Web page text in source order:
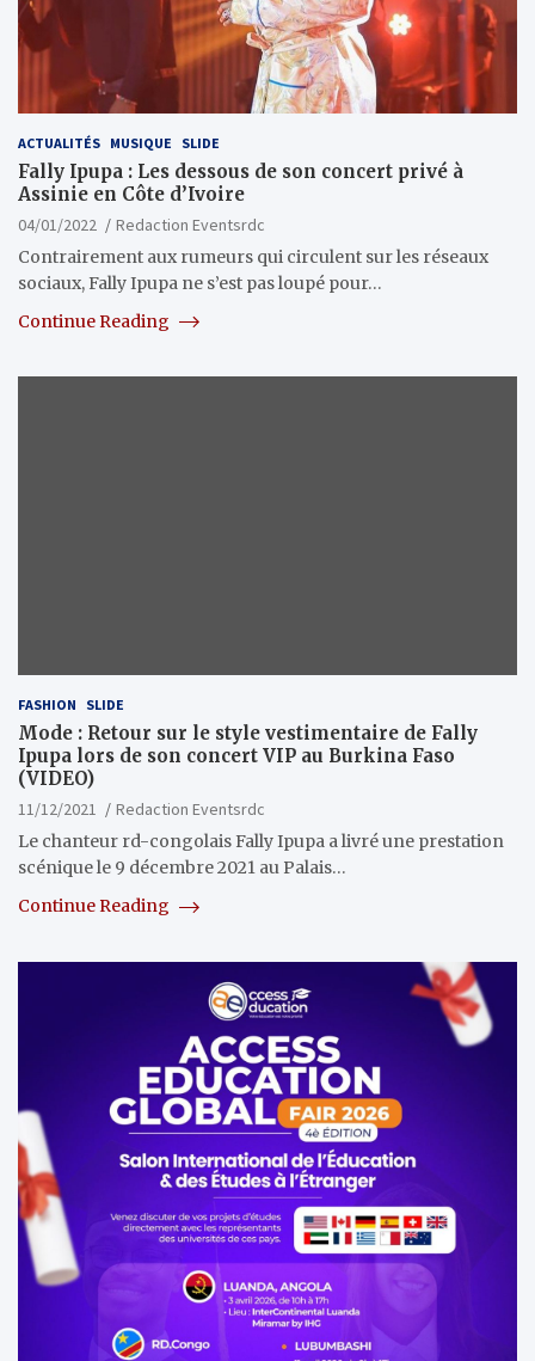
ACTUALITÉS MUSIQUE SLIDE
Fally Ipupa : Les dessous de son concert privé à
Assinie en Côte d’Ivoire
04/01/2022
Redaction Eventsrdc
Contrairement aux rumeurs qui circulent sur les réseaux
sociaux, Fally Ipupa ne s’est pas loupé pour…
Continue Reading
FASHION SLIDE
Mode : Retour sur le style vestimentaire de Fally
Ipupa lors de son concert VIP au Burkina Faso
(VIDEO)
11/12/2021
Redaction Eventsrdc
Le chanteur rd-congolais Fally Ipupa a livré une prestation
scénique le 9 décembre 2021 au Palais…
Continue Reading